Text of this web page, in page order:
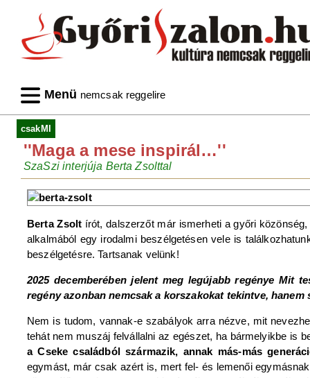
Menü nemcsak reggelire
csakMI
''Maga a mese inspirál…''
SzaSzi interjúja Berta Zsolttal
Berta Zsolt írót, dalszerzőt már ismerheti a győri
alkalmából egy irodalmi beszélgetésen vele is
beszélgetésre. Tartsanak velünk!
2025 decemberében jelent meg legújabb regénye Mit
regény azonban nemcsak a korszakokat tekintve,
Nem is tudom, vannak-e szabályok arra nézve, mit
tehát nem muszáj felvállalni az egészet, ha bármelyikbe is
a Cseke családból származik, annak más-más
egymást, már csak azért is, mert fel- és lemenői